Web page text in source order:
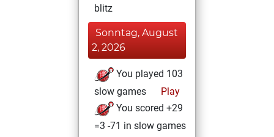
blitz
Sonntag, August
2, 2026
You played 103
slow games
Play
You scored +29
=3 -71 in slow games